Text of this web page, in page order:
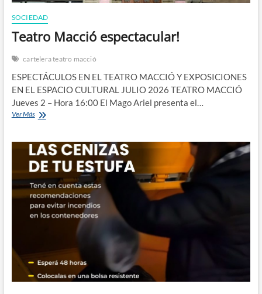
SOCIEDAD
Teatro Macció espectacular!
cartelera teatro macció
ESPECTÁCULOS EN EL TEATRO MACCIÓ Y EXPOSICIONES
EN EL ESPACIO CULTURAL JULIO 2026 TEATRO MACCIÓ
Jueves 2 – Hora 16:00 El Mago Ariel presenta el…
Ver MásTeatro